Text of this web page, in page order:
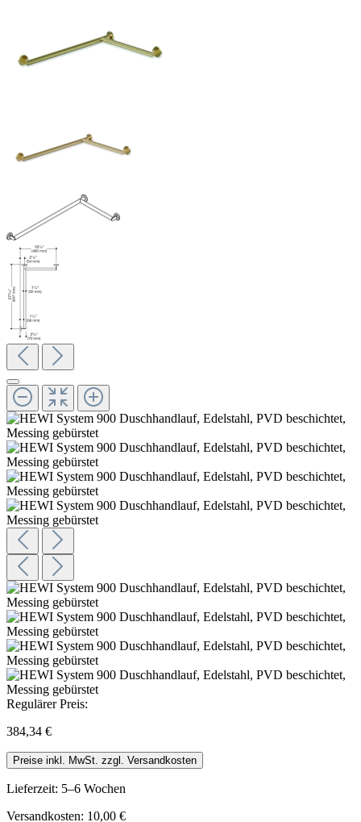
Regulärer Preis:
384,34 €
Preise inkl. MwSt. zzgl. Versandkosten
Lieferzeit: 5–6 Wochen
Versandkosten: 10,00 €